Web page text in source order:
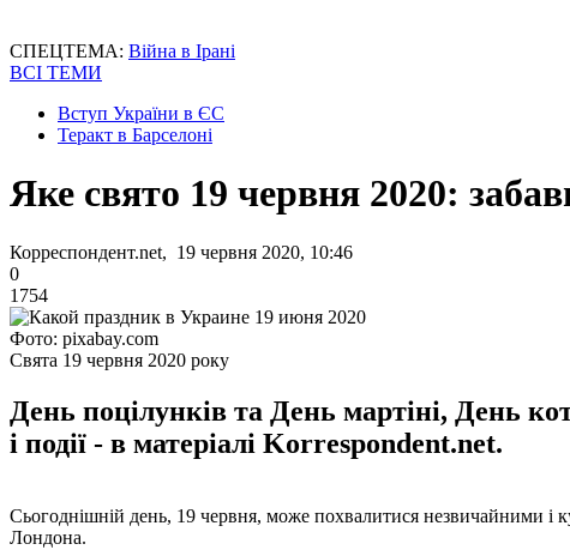
СПЕЦТЕМА: Війна в Ірані
ВСІ ТЕМИ
Вступ України в ЄС
Теракт в Барселоні
Яке свято 19 червня 2020:
Корреспондент.net, 19 червня 2020, 10:46
0
1754
Фото: pixabay.com
Свята 19 червня 2020 року
День поцілунків та День мартіні, День
і події - в матеріалі Korrespondent.net.
Сьогоднішній день, 19 червня, може похвалитися незвичайними і
Лондона.